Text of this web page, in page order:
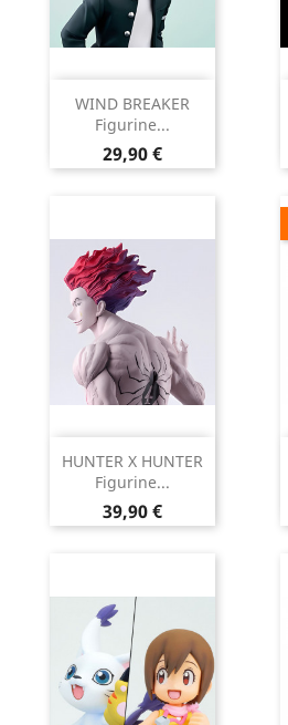
WIND BREAKER
Figurine...
Prix
29,90 €
HUNTER X HUNTER
Figurine...
Prix
39,90 €